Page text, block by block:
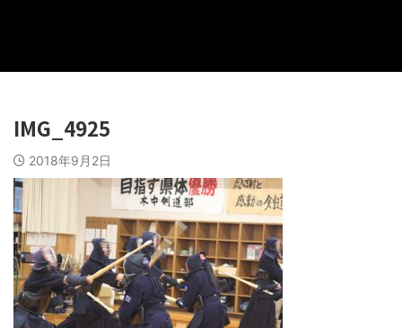
IMG_4925
2018年9月2日